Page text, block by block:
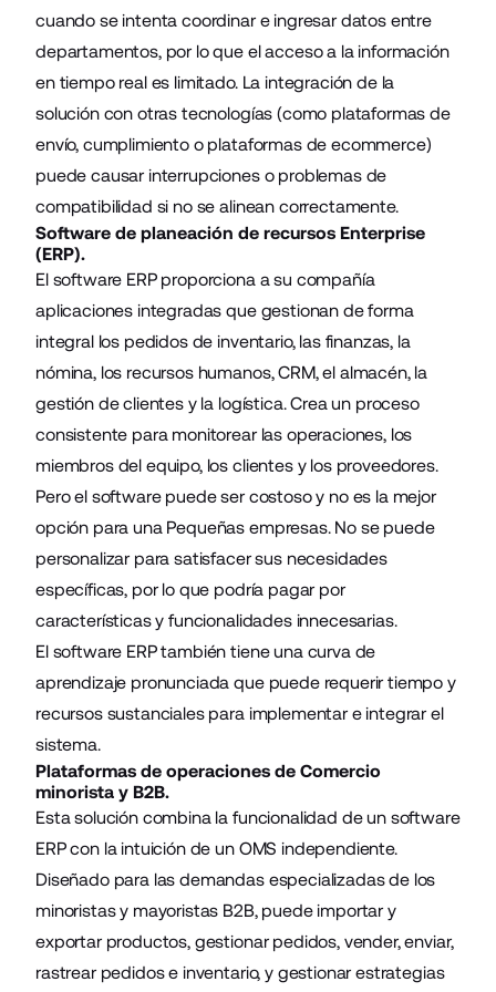
cuando se intenta coordinar e ingresar datos entre
departamentos, por lo que el acceso a la información
en tiempo real es limitado. La integración de la
solución con otras tecnologías (como plataformas de
envío, cumplimiento o plataformas de ecommerce)
puede causar interrupciones o problemas de
compatibilidad si no se alinean correctamente.
Software de planeación de recursos Enterprise
(ERP).
El software ERP proporciona a su compañía
aplicaciones integradas que gestionan de forma
integral los pedidos de inventario, las finanzas, la
nómina, los recursos humanos, CRM, el almacén, la
gestión de clientes y la logística. Crea un proceso
consistente para monitorear las operaciones, los
miembros del equipo, los clientes y los proveedores.
Pero el software puede ser costoso y no es la mejor
opción para una Pequeñas empresas. No se puede
personalizar para satisfacer sus necesidades
específicas, por lo que podría pagar por
características y funcionalidades innecesarias.
El software ERP también tiene una curva de
aprendizaje pronunciada que puede requerir tiempo y
recursos sustanciales para implementar e integrar el
sistema.
Plataformas de operaciones de Comercio
minorista y B2B.
Esta solución combina la funcionalidad de un software
ERP con la intuición de un OMS independiente.
Diseñado para las demandas especializadas de los
minoristas y mayoristas B2B, puede importar y
exportar productos, gestionar pedidos, vender, enviar,
rastrear pedidos e inventario, y gestionar estrategias